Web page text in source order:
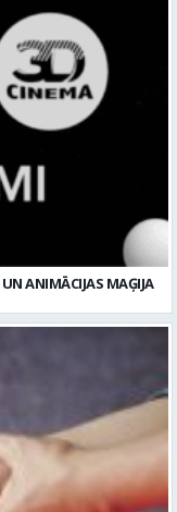
ANIMĀCIJAS MAĢIJA